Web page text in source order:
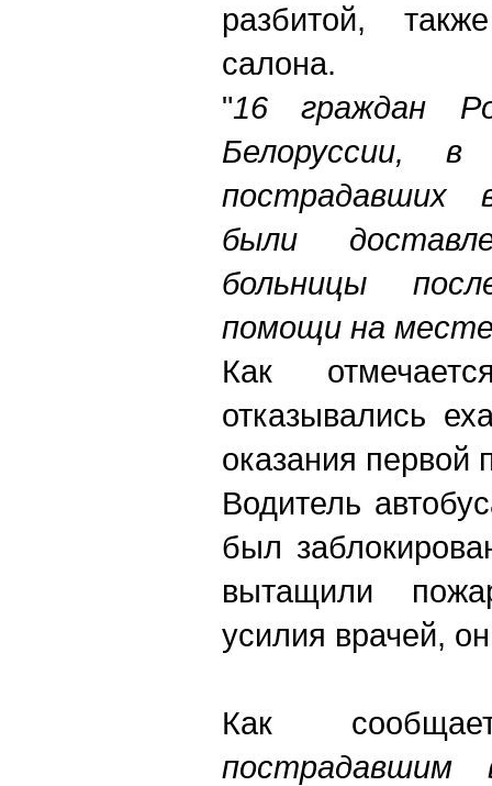
разбитой,
салона.
"16 граждан
Белоруссии,
были
больницы
помощи на
Как
отказывались
оказания первой
Водитель
был
вытащили
усилия врачей,
Как